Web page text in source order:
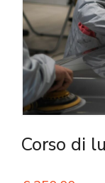
Corso di